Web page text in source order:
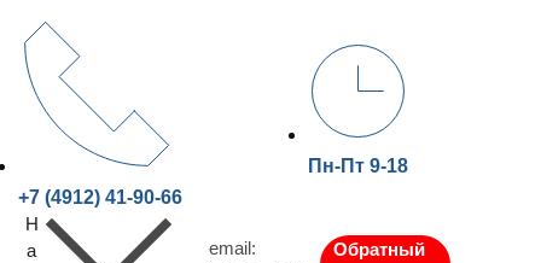
+7 (4912) 41-90-66
Пн-Пт 9-18
Н
а
email:
Обратный